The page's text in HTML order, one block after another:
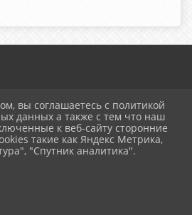
данных
вы соглашаетесь с политикой
данных а также с тем что наш
к веб-сайту сторонние
такие как Яндекс Метрика,
"Спутник аналитика".